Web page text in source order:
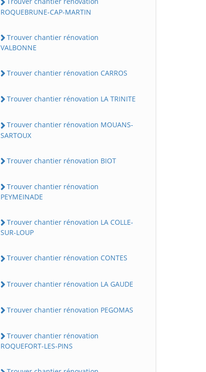
ROQUEBRUNE-CAP-MARTIN
Trouver chantier rénovation
VALBONNE
Trouver chantier rénovation CARROS
Trouver chantier rénovation LA TRINITE
Trouver chantier rénovation MOUANS-
SARTOUX
Trouver chantier rénovation BIOT
Trouver chantier rénovation
PEYMEINADE
Trouver chantier rénovation LA COLLE-
SUR-LOUP
Trouver chantier rénovation CONTES
Trouver chantier rénovation LA GAUDE
Trouver chantier rénovation PEGOMAS
Trouver chantier rénovation
ROQUEFORT-LES-PINS